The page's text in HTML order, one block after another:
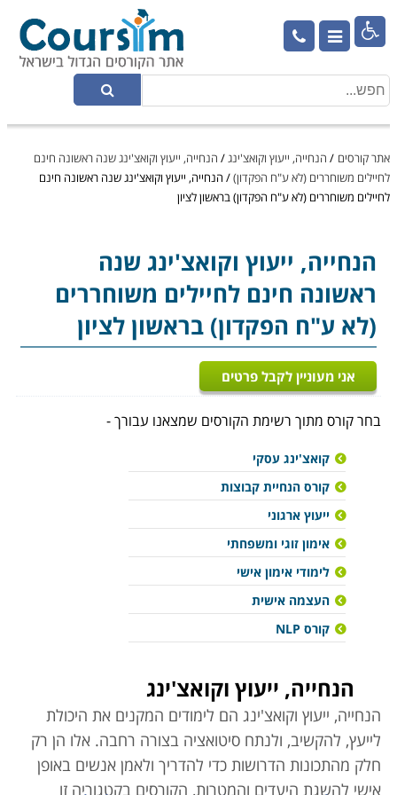

אתר קורסים / הנחייה, ייעוץ וקואצ'ינג/ הנחייה, ייעוץ וקואצ'ינג שנה ראשונה חינם
לחיילים משוחררים (לא ע"ח הפקדון)/ הנחייה, ייעוץ וקואצ'ינג שנה ראשונה חינם
לחיילים משוחררים (לא ע"ח הפקדון) בראשון לציון
הנחייה, ייעוץ וקואצ'ינג שנה
ראשונה חינם לחיילים משוחררים
(לא ע"ח הפקדון) בראשון לציון
אני מעוניין לקבל פרטים
בחר קורס מתוך רשימת הקורסים שמצאנו עבורך -
קואצ'ינג עסקי
קורס הנחיית קבוצות
ייעוץ ארגוני
אימון זוגי ומשפחתי
לימודי אימון אישי
העצמה אישית
קורס NLP
הנחייה, ייעוץ וקואצ'ינג
הנחייה, ייעוץ וקואצ'ינג הם לימודים המקנים את היכולת
לייעץ, להקשיב, ולנתח סיטואציה בצורה רחבה. אלו הן רק
חלק מהתכונות הדרושות כדי להדריך ולאמן אנשים באופן
אישי להשגת היעדים והמטרות, הקורסים בקטגוריה זו